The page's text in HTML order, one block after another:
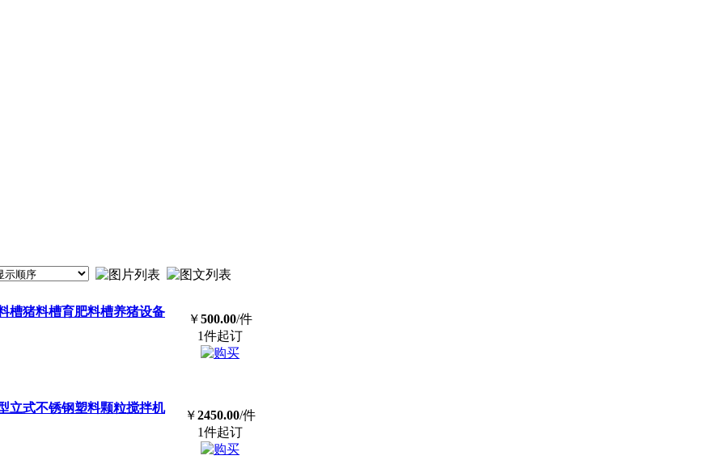
槽猪料槽育肥料槽养猪设备
￥500.00/件
1件起订
立式不锈钢塑料颗粒搅拌机
￥2450.00/件
1件起订